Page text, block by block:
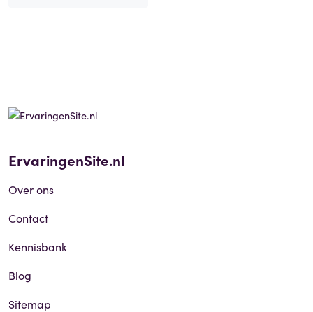
ErvaringenSite.nl
Over ons
Contact
Kennisbank
Blog
Sitemap